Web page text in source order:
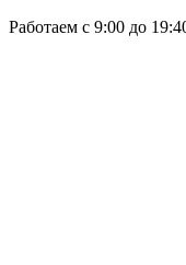
Работаем с 9:00 до